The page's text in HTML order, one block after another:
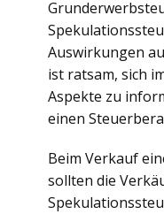
Auswirkungen
ist ratsam, sich
Aspekte zu
einen
Beim Verkauf
sollten die